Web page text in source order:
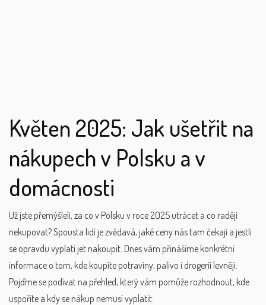
Květen 2025: Jak ušetřit na
nákupech v Polsku a v
domácnosti
Už jste přemýšleli, za co v Polsku v roce 2025 utrácet a co raději
nekupovat? Spousta lidí je zvědavá, jaké ceny nás tam čekají a jestli
se opravdu vyplatí jet nakoupit. Dnes vám přinášíme konkrétní
informace o tom, kde koupíte potraviny, palivo i drogerii levněji.
Pojďme se podívat na přehled, který vám pomůže rozhodnout, kde
uspoříte a kdy se nákup nemusí vyplatit.